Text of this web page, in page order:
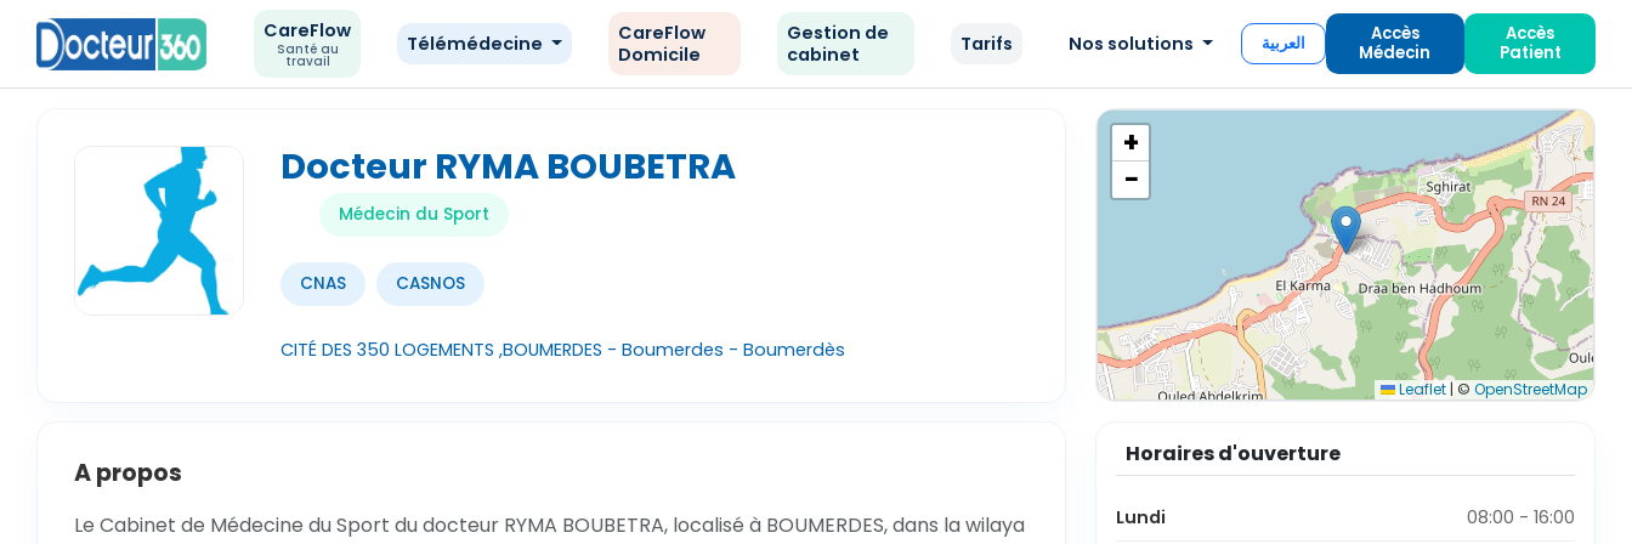
CareFlow
Santé au
travail
Télémédecine
CareFlow
Domicile
Gestion de
cabinet
Tarifs Nos solutions العربية
Accès
Médecin
Accès
Patient
Docteur RYMA BOUBETRA
Médecin du Sport
CNAS CASNOS
CITÉ DES 350 LOGEMENTS ,BOUMERDES - Boumerdes - Boumerdès
+
−
Leaflet| © OpenStreetMap
A propos
Le Cabinet de Médecine du Sport du docteur RYMA BOUBETRA, localisé à BOUMERDES, dans la wilaya
Horaires d'ouverture
Lundi 08:00 - 16:00